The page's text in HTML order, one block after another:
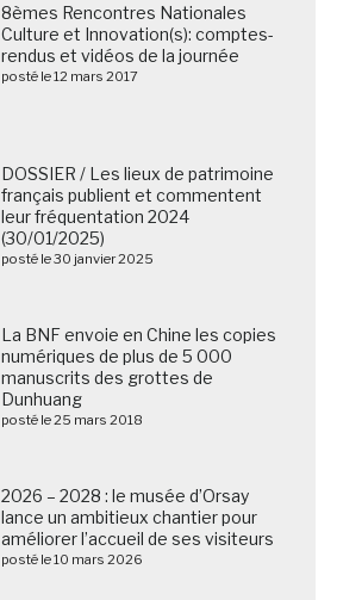
8èmes Rencontres Nationales
Culture et Innovation(s): comptes-
rendus et vidéos de la journée
posté le 12 mars 2017
DOSSIER / Les lieux de patrimoine
français publient et commentent
leur fréquentation 2024
(30/01/2025)
posté le 30 janvier 2025
La BNF envoie en Chine les copies
numériques de plus de 5 000
manuscrits des grottes de
Dunhuang
posté le 25 mars 2018
2026 – 2028 : le musée d’Orsay
lance un ambitieux chantier pour
améliorer l’accueil de ses visiteurs
posté le 10 mars 2026